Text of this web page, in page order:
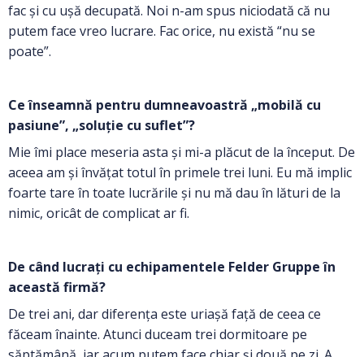
fac și cu ușă decupată. Noi n-am spus niciodată că nu
putem face vreo lucrare. Fac orice, nu există “nu se
poate”.
Ce înseamnă pentru dumneavoastră „mobilă cu
pasiune”, „soluție cu suflet”?
Mie îmi place meseria asta și mi-a plăcut de la început. De
aceea am și învățat totul în primele trei luni. Eu mă implic
foarte tare în toate lucrările și nu mă dau în lături de la
nimic, oricât de complicat ar fi.
De când lucrați cu echipamentele Felder Gruppe în
această firmă?
De trei ani, dar diferența este uriașă față de ceea ce
făceam înainte. Atunci duceam trei dormitoare pe